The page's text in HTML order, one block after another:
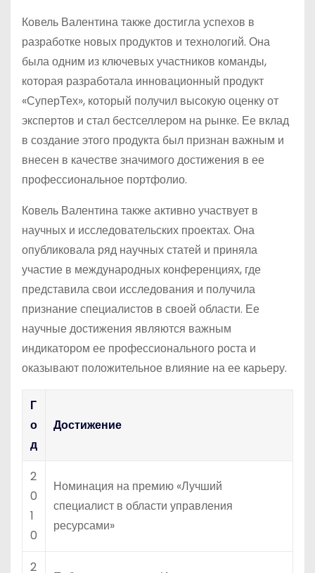
Ковель Валентина также достигла успехов в
разработке новых продуктов и технологий. Она
была одним из ключевых участников команды,
которая разработала инновационный продукт
«СуперТех», который получил высокую оценку от
экспертов и стал бестселлером на рынке. Ее вклад
в создание этого продукта был признан важным и
внесен в качестве значимого достижения в ее
профессиональное портфолио.
Ковель Валентина также активно участвует в
научных и исследовательских проектах. Она
опубликовала ряд научных статей и приняла
участие в международных конференциях, где
представила свои исследования и получила
признание специалистов в своей области. Ее
научные достижения являются важным
индикатором ее профессионального роста и
оказывают положительное влияние на ее карьеру.
Г
о
д
Достижение
2
0
1
0
Номинация на премию «Лучший
специалист в области управления
ресурсами»
2